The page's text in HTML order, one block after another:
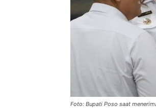
Foto: Bupati Poso saat